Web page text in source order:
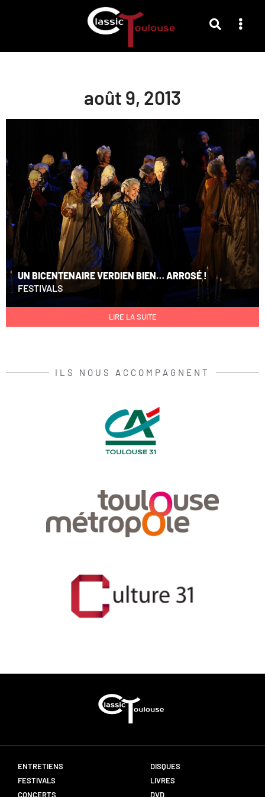
août 9, 2013
UN BICENTENAIRE VERDIEN BIEN… ARROSÉ !
FESTIVALS
LIRE LA SUITE
ILS NOUS ACCOMPAGNENT
ENTRETIENS
FESTIVALS
CONCERTS
DISQUES
LIVRES
DVD